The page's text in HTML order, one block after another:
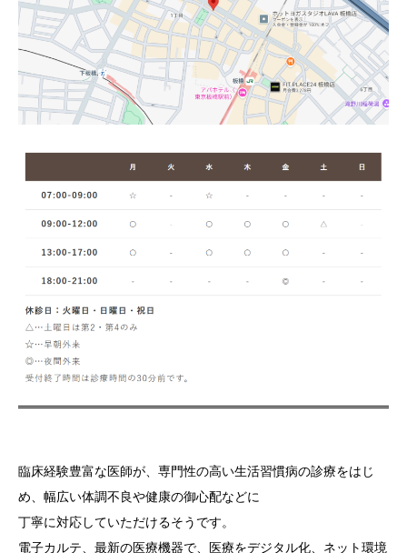
臨床経験豊富な医師が、専門性の高い生活習慣病の診療をはじ
め、幅広い体調不良や健康の御心配などに
丁寧に対応していただけるそうです。
電子カルテ、最新の医療機器で、医療をデジタル化、ネット環境